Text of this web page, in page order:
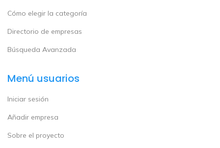
Cómo elegir la categoría
Directorio de empresas
Búsqueda Avanzada
Menú usuarios
Iniciar sesión
Añadir empresa
Sobre el proyecto